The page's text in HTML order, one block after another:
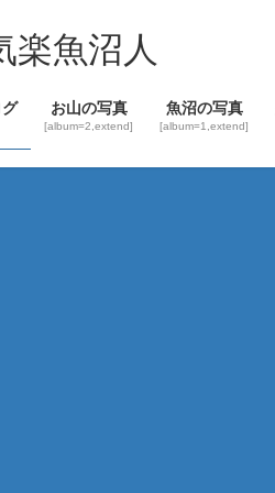
楽魚沼人
お山の写真
[album=2,extend]
魚沼の写真
[album=1,extend]